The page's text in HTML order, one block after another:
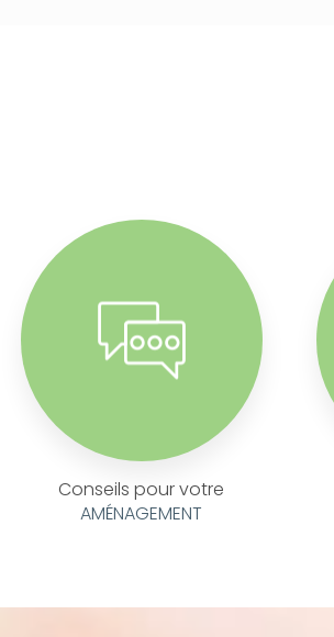
Conseils pour votre
AMÉNAGEMENT